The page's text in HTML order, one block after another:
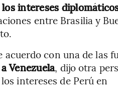
intereses
entre Brasilia y
acuerdo con una de las
Venezuela, dijo otra
intereses de Perú en